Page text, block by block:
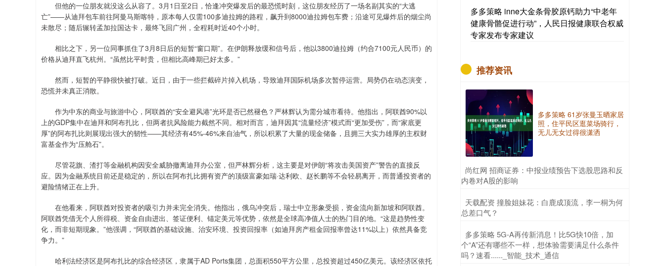
但他的一位朋友就没这么从容了。3月1日至2日，恰逢冲突爆发后的最恐慌时刻，这位朋友经历了一场名副其实的“大逃
亡”——从迪拜包车前往阿曼马斯喀特，原本每人仅需100多迪拉姆的路程，飙升到8000迪拉姆包车费；沿途可见爆炸后的烟尘尚
未散尽；随后辗转孟加拉国达卡，最终飞回广州，全程耗时近40个小时。
相比之下，另一位同事抓住了3月8日后的短暂“窗口期”。在伊朗释放缓和信号后，他以3800迪拉姆（约合7100元人民币）的
价格从迪拜直飞杭州。“虽然比平时贵，但相比高峰期已好太多。”
然而，短暂的平静很快被打破。近日，由于一些拦截碎片掉入机场，导致迪拜国际机场多次暂停运营。局势仍在动态演变，
恐慌并未真正消散。
作为中东的商业与旅游中心，阿联酋的“安全避风港”光环是否已然褪色？严林辉认为需分城市看待。他指出，阿联酋90%以
上的GDP集中在迪拜和阿布扎比，但两者抗风险能力截然不同。相对而言，迪拜因其“流量经济”模式而“更加受伤”，而“家底更
厚”的阿布扎比则展现出强大的韧性——其经济有45%-46%来自油气，所以积累了大量的现金储备，且拥三大实力雄厚的主权财
富基金作为“压舱石”。
尽管花旗、渣打等金融机构因安全威胁撤离迪拜办公室，但严林辉分析，这主要是对伊朗“将攻击美国资产”警告的直接反
应。因为金融系统目前还是稳定的，所以在阿布扎比拥有资产的顶级富豪如瑞·达利欧、赵长鹏等不会轻易离开，而普通投资者的
避险情绪正在上升。
在他看来，阿联酋对投资者的吸引力并未完全消失。他指出，俄乌冲突后，瑞士中立形象受损，资金流向新加坡和阿联酋。
阿联酋凭借无个人所得税、资金自由进出、签证便利、锚定美元等优势，依然是全球高净值人士的热门目的地。“这是趋势性变
化，而非短期现象。”他强调，“阿联酋的基础设施、治安环境、投资回报率（如迪拜房产租金回报率曾达11%以上）依然具备竞
争力。”
哈利法经济区是阿布扎比的综合经济区，隶属于AD Ports集团，总面积550平方公里，总投资超过450亿美元。该经济区依托
多多策略 inne大金条骨胶原钙助力“中老年
健康骨骼促进行动”，人民日报健康联合权威
专家发布专家建议
推荐资讯
多多策略 61岁张曼玉晒家居
照，住平民区逛菜场骑行，
无儿无女过得很潇洒
​尚红网 招商证券：中报业绩预告下选股思路和反
内卷对A股的影响
​天载配资 撞脸姐妹花：白鹿成顶流，李一桐为何
总差口气？
​多多策略 5G-A再传新消息！比5G快10倍，加
个“A”还有哪些不一样，想体验需要满足什么条件
吗？速看......_智能_技术_通信